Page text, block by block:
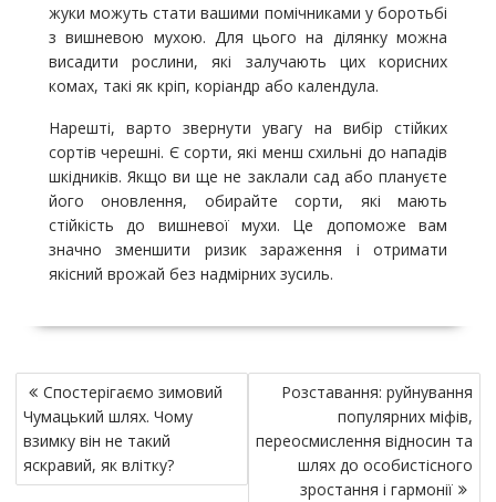
жуки можуть стати вашими помічниками у боротьбі
з вишневою мухою. Для цього на ділянку можна
висадити рослини, які залучають цих корисних
комах, такі як кріп, коріандр або календула.
Нарешті, варто звернути увагу на вибір стійких
сортів черешні. Є сорти, які менш схильні до нападів
шкідників. Якщо ви ще не заклали сад або плануєте
його оновлення, обирайте сорти, які мають
стійкість до вишневої мухи. Це допоможе вам
значно зменшити ризик зараження і отримати
якісний врожай без надмірних зусиль.
Н
а
в
и
Спостерігаємо зимовий
Чумацький шлях. Чому
взимку він не такий
яскравий, як влітку?
Розставання: руйнування
популярних міфів,
переосмислення відносин та
шлях до особистісного
зростання і гармонії